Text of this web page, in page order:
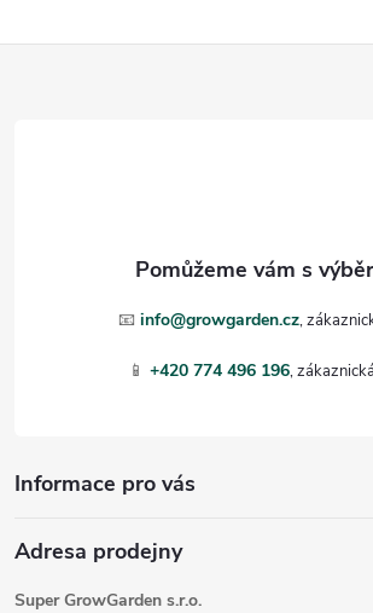
📧 info@growgarden.cz
📱 +420 774 496 196
Informace pro vás
Adresa prodejny
Super GrowGarden s.r.o.